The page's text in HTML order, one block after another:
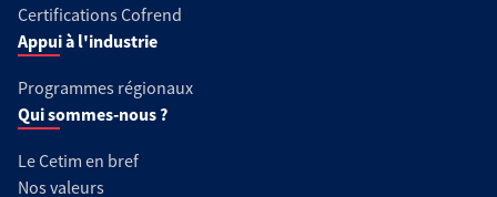
Certifications Cofrend
Appui à l'industrie
Programmes régionaux
Qui sommes-nous ?
Le Cetim en bref
Nos valeurs